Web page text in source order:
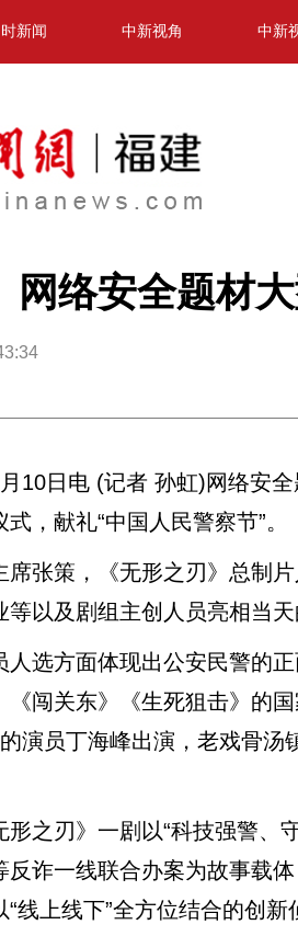
新闻 中新视角 中新
网络安全题材
日电 (记者 孙虹)网络安全
，献礼“中国人民警察节”。
策，《无形之刃》总制片
等以及剧组主创人员亮相当天
方面体现出公安民警的正
《闯关东》《生死狙击》的
演员丁海峰出演，老戏骨汤
刃》一剧以“科技强警、
诈一线联合办案为故事载
线上线下”全方位结合的创